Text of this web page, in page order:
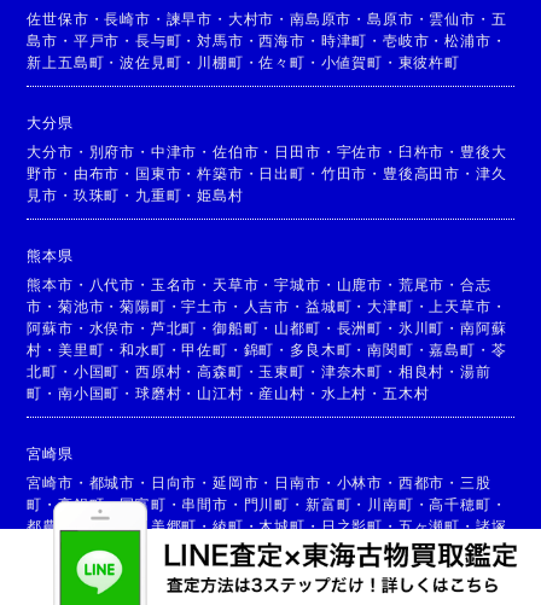
佐世保市 ・長崎市 ・ 諫早市 ・ 大村市 ・南島原市 ・島原市 ・ 雲仙市 ・ 五
島市 ・ 平戸市 ・長与町 ・対馬市 ・西海市 ・ 時津町 ・ 壱岐市 ・松浦市 ・
新上五島町 ・波佐見町 ・ 川棚町 ・佐々町 ・ 小値賀町 ・ 東彼杵町
大分県
大分市 ・ 別府市 ・ 中津市 ・佐伯市 ・ 日田市 ・ 宇佐市 ・ 臼杵市 ・ 豊後大
野市 ・ 由布市 ・ 国東市 ・杵築市 ・ 日出町 ・ 竹田市 ・ 豊後高田市 ・ 津久
見市 ・ 玖珠町 ・ 九重町 ・姫島村
熊本県
熊本市 ・ 八代市 ・ 玉名市 ・ 天草市 ・宇城市 ・ 山鹿市 ・ 荒尾市 ・ 合志
市 ・菊池市 ・菊陽町 ・宇土市 ・ 人吉市 ・ 益城町 ・大津町 ・ 上天草市 ・
阿蘇市 ・ 水俣市 ・ 芦北町 ・御船町 ・ 山都町 ・ 長洲町 ・ 氷川町 ・ 南阿蘇
村 ・美里町 ・和水町 ・甲佐町 ・ 錦町 ・ 多良木町 ・南関町 ・嘉島町 ・ 苓
北町 ・ 小国町 ・西原村 ・高森町 ・ 玉東町 ・ 津奈木町 ・ 相良村 ・ 湯前
町 ・南小国町 ・球磨村 ・ 山江村 ・ 産山村 ・ 水上村 ・ 五木村
宮崎県
宮崎市 ・ 都城市 ・ 日向市 ・延岡市 ・ 日南市 ・ 小林市 ・ 西都市 ・ 三股
町 ・高鍋町・国富町 ・ 串間市 ・ 門川町 ・ 新富町 ・ 川南町 ・高千穂町 ・
都農町
高原町 ・美郷町・綾町・木城町・日之影町・五ヶ瀬町・諸塚
椎葉村・ 西米良村